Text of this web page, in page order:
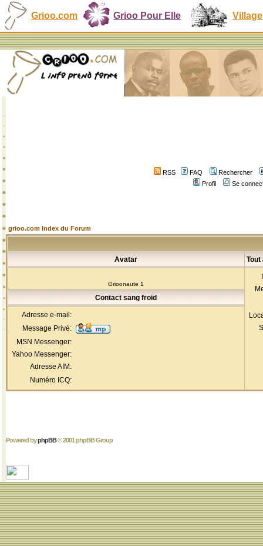
Grioo.com Grioo Pour Elle Village
RSS FAQ
Rechercher
Profil
Se
grioo.com Index du Forum
Avatar Tout
Grioonaute 1
Contact sang froid
Adresse e-mail:
Message Privé:
MSN Messenger:
Yahoo Messenger:
Adresse AIM:
Numéro ICQ:
Powered byphpBB© 2001 phpBB Group